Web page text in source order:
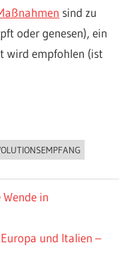
sind zu
oder genesen), ein
wird empfohlen (ist
in
und Italien –